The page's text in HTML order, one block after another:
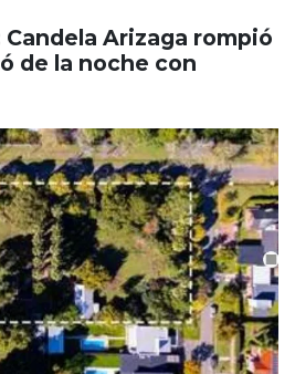
Candela Arizaga rompió
de la noche con